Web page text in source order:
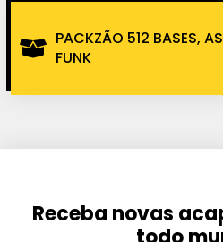
PACKZÃO 512 BASES,
FUNK
Receba novas